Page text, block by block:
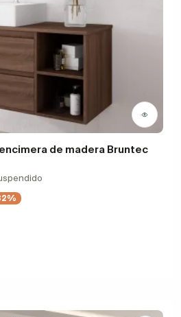
de madera Bruntec